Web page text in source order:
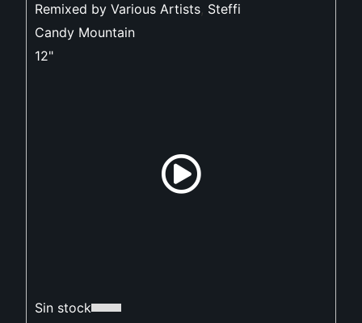
Remixed by Various Artists, Steffi
Candy Mountain
12"
Sin stock